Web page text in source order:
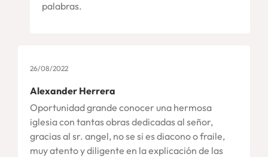
palabras.
26/08/2022
Alexander Herrera
Oportunidad grande conocer una hermosa
iglesia con tantas obras dedicadas al señor,
gracias al sr. angel, no se si es diacono o fraile,
muy atento y diligente en la explicación de las